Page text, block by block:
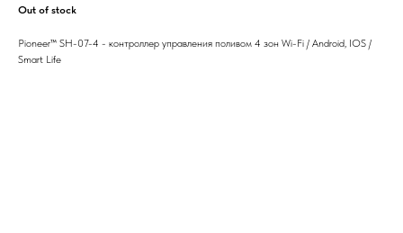
Out of stock
Pioneer™ SH-07-4 - контроллер управления поливом 4 зон Wi-Fi / Android, IOS /
Smart Life